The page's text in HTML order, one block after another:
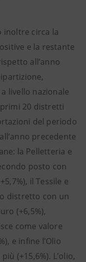
inoltre circa la
e la restante
all’anno
livello nazionale
20 distretti
del periodo
precedente
la Pelletteria e
posto con
il Tessile e
distretto con un
(+6,5%),
come valore
e infine l’Olio
(+15,6%). L’olio,